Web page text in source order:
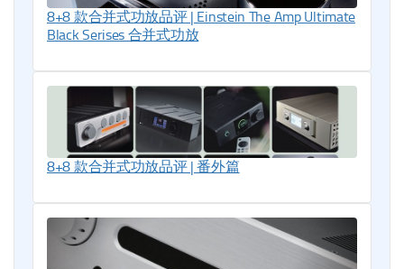
8+8 款合并式功放品评 | Einstein The Amp Ultimate
Black Serises 合并式功放
8+8 款合并式功放品评 | 番外篇